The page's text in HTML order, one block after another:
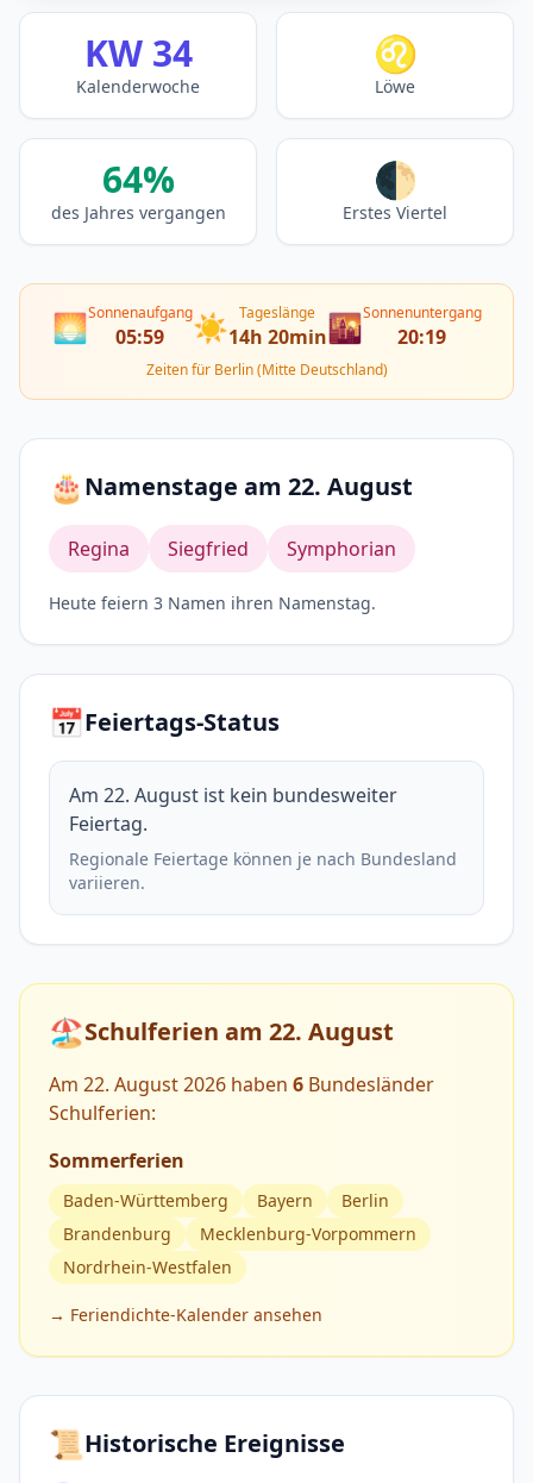
KW 34
Kalenderwoche
♌
Löwe
64%
des Jahres vergangen
🌓
Erstes Viertel
🌅Sonnenaufgang
05:59 ☀️ Tageslänge
14h 20min🌇Sonnenuntergang
20:19
Zeiten für Berlin (Mitte Deutschland)
🎂Namenstage am 22. August
Regina Siegfried Symphorian
Heute feiern 3 Namen ihren Namenstag.
📅Feiertags-Status
Am 22. August ist kein bundesweiter
Feiertag.
Regionale Feiertage können je nach Bundesland
variieren.
🏖️Schulferien am 22. August
Am 22. August 2026 haben 6 Bundesländer
Schulferien:
Sommerferien
Baden-Württemberg Bayern
Berlin
Brandenburg
Mecklenburg-Vorpommern
Nordrhein-Westfalen
→ Feriendichte-Kalender ansehen
📜Historische Ereignisse